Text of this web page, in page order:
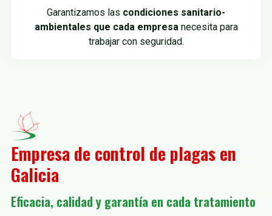
Garantizamos las condiciones sanitario-
ambientales que cada empresanecesita para
trabajar con seguridad.
Empresa de control de plagas en
Galicia
Eficacia, calidad y garantía en cada tratamiento